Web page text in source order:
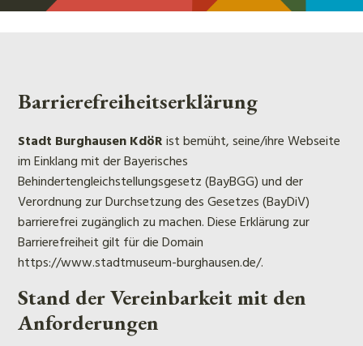
Barrierefreiheitserklärung
Stadt Burghausen KdöRist bemüht, seine/ihre Webseite
im Einklang mit der Bayerisches
Behindertengleichstellungsgesetz (BayBGG) und der
Verordnung zur Durchsetzung des Gesetzes (BayDiV)
barrierefrei zugänglich zu machen. Diese Erklärung zur
Barrierefreiheit gilt für die Domain
https://www.stadtmuseum-burghausen.de/.
Stand der Vereinbarkeit mit den
Anforderungen